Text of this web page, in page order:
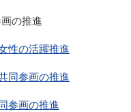
の推進
性の活躍推進
同参画の推進
参画の推進